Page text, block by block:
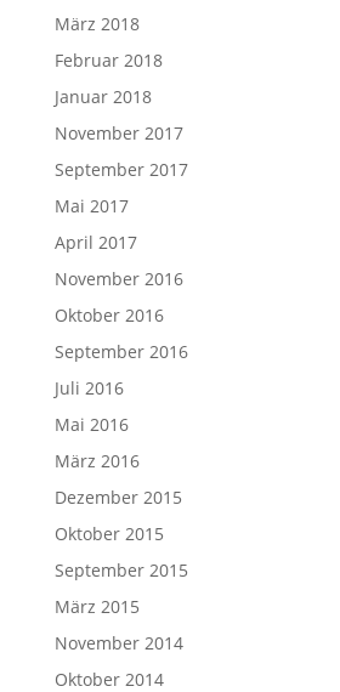
März 2018
Februar 2018
Januar 2018
November 2017
September 2017
Mai 2017
April 2017
November 2016
Oktober 2016
September 2016
Juli 2016
Mai 2016
März 2016
Dezember 2015
Oktober 2015
September 2015
März 2015
November 2014
Oktober 2014